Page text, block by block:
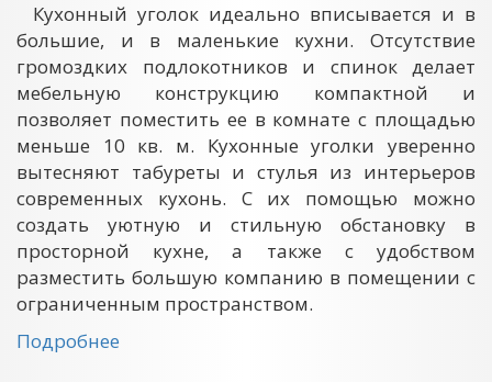
Кухонный уголок идеально вписывается и в
большие, и в маленькие кухни. Отсутствие
громоздких подлокотников и спинок делает
мебельную конструкцию компактной и
позволяет поместить ее в комнате с площадью
меньше 10 кв. м. Кухонные уголки уверенно
вытесняют табуреты и стулья из интерьеров
современных кухонь. С их помощью можно
создать уютную и стильную обстановку в
просторной кухне, а также с удобством
разместить большую компанию в помещении с
ограниченным пространством.
Подробнее